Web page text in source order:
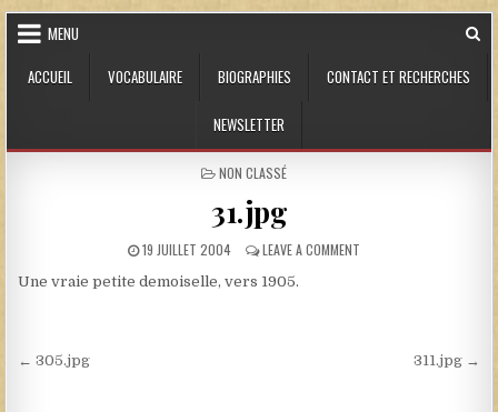
Skip to content
MENU
ACCUEIL
VOCABULAIRE BIOGRAPHIES CONTACT ET RECHERCHES
NEWSLETTER
POSTED IN
NON CLASSÉ
31.jpg
PUBLISHED DATE:
19 JUILLET 2004 LEAVE A COMMENTON 31.JPG
Une vraie petite demoiselle, vers 1905.
Navigation de l’article
← 305.jpg 311.jpg →